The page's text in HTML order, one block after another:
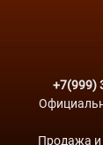
+7(999)
Продажа и